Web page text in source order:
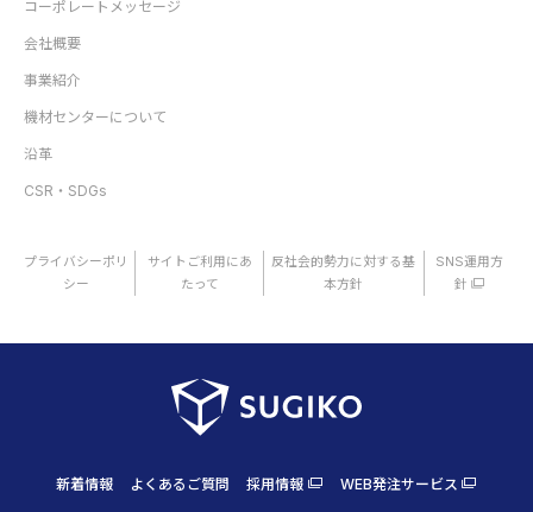
コーポレートメッセージ
会社概要
事業紹介
機材センターについて
沿革
CSR・SDGs
プライバシーポリ
シー
サイトご利用にあ
たって
反社会的勢力に対する基
本方針
SNS運用方
針
新着情報 よくあるご質問 採用情報 WEB発注サービス